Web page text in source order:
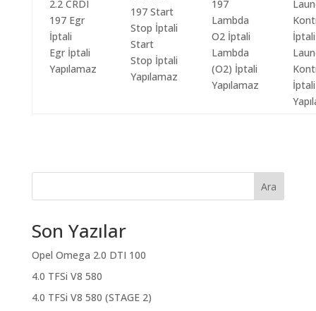
Egr İptali
Yapılamaz
Start
Stop İptali
Yapılamaz
Lambda
(O2) İptali
Yapılamaz
İptali
Ara
Son Yazılar
Opel Omega 2.0 DTI 100
4.0 TFSi V8 580
4.0 TFSi V8 580 (STAGE 2)